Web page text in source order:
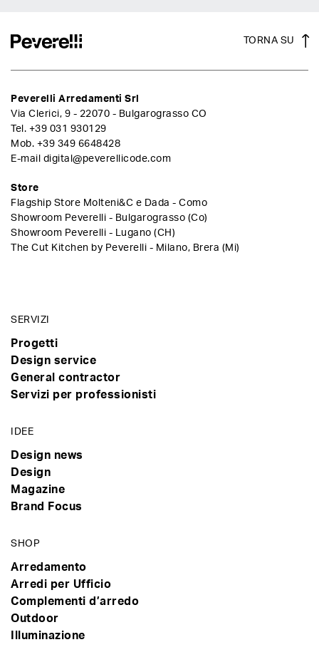
TORNA SU
Peverelli Arredamenti Srl
Via Clerici, 9 - 22070 - Bulgarograsso CO
Tel. +39 031 930129
Mob. +39 349 6648428
E-mail digital@peverellicode.com
Store
Flagship Store Molteni&C e Dada - Como
Showroom Peverelli - Bulgarograsso (Co)
Showroom Peverelli - Lugano (CH)
The Cut Kitchen by Peverelli - Milano, Brera (Mi)
SERVIZI
Progetti
Design service
General contractor
Servizi per professionisti
IDEE
Design news
Design
Magazine
Brand Focus
SHOP
Arredamento
Arredi per Ufficio
Complementi d’arredo
Outdoor
Illuminazione